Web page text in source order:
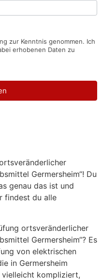
zur Kenntnis genommen. Ich
erhobenen Daten zu
Germersheim“! Du
genau das ist und
findest du alle
ortsveränderlicher
Germersheim“? Es
von elektrischen
in Germersheim
kompliziert,